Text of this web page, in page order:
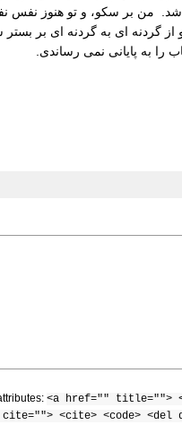
شد. من بر سکو، و تو هنوز نفس
از گردنه ای به گردنه ای بر
به پایانی نمی رساندی.
<a href="" title="">
<cite> <code> <del